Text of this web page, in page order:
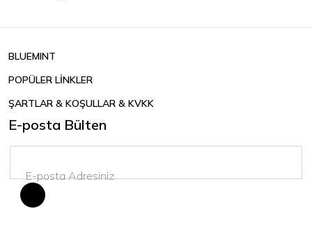
BLUEMINT
POPÜLER LİNKLER
ŞARTLAR & KOŞULLAR & KVKK
E-posta Bülten